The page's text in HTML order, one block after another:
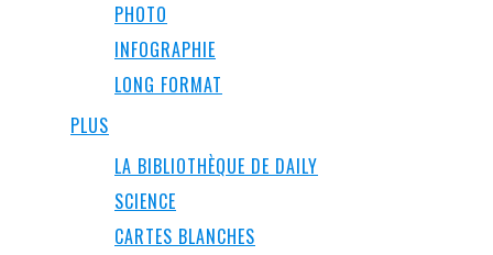
PHOTO
INFOGRAPHIE
LONG FORMAT
PLUS
LA BIBLIOTHÈQUE DE DAILY
SCIENCE
CARTES BLANCHES